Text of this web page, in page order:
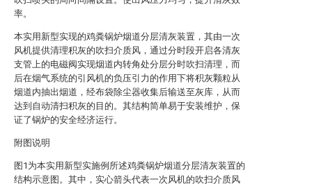
率。
本实用新型实现的鸡粪锅炉烟道分层清灰装置，其由一次
风机提供清理积灰的吹扫介质风，通过分时段开启各清灰
支管上的电磁阀实现烟道内转角处分层分时吹扫清理，而
后在烟气系统的引风机的负压引力的作用下将积灰颗粒从
烟道内抽出烟道，经布袋除尘器收集后输送至灰库，从而
达到自动清扫积灰的目的。其结构简单易于安装维护，保
证了锅炉的安全经济运行。
附图说明
图1为本实用新型实施例所述鸡粪锅炉烟道分层清灰装置的
结构示意图。其中，实心箭头代表一次风机的吹扫介质风